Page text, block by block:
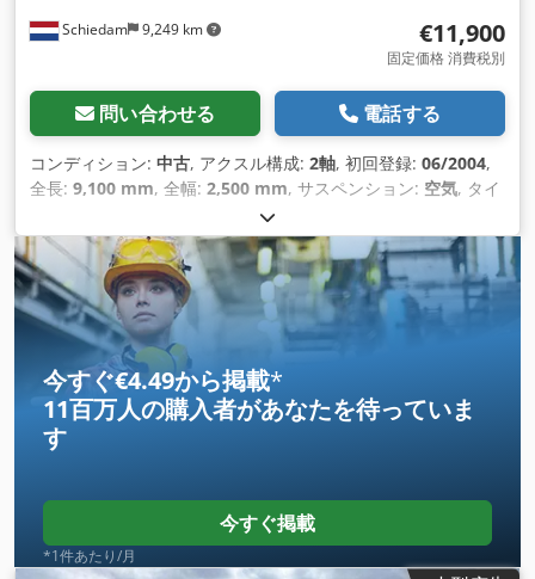
Schiedam 9,249 km €11,900
固定価格 消費税別
問い合わせる 電話する
コンディション: 中古, アクスル構成: 2軸, 初回登録: 06/2004,
全長: 9,100 mm, 全幅: 2,500 mm, サスペンション: 空気, タイ
, ホイールベース:
2004, 装備:ABS（アンチロック・ブレーキ・システム）,
今すぐ€4.49から掲載*
11百万人の購入者があなたを待っていま
す
今すぐ掲載
*1件あたり/月